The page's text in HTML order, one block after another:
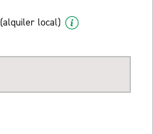
(alquiler local)